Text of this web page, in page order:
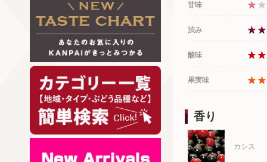
甘味
渋み
酸味
果実味
香り
カシス